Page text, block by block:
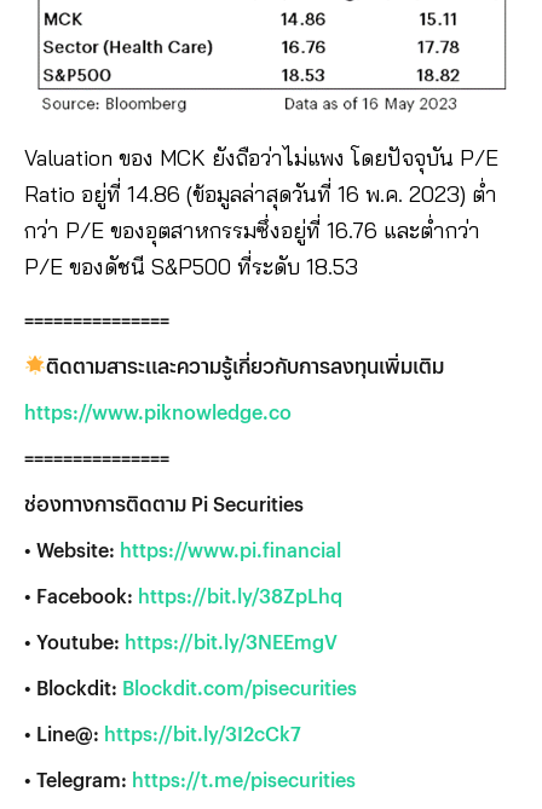
Valuation ของ MCK ยังถือว่าไม่แพง โดยปัจจุบัน P/E
Ratio อยู่ที่ 14.86 (ข้อมูลล่าสุดวันที่ 16 พ.ค. 2023) ต่ำ
กว่า P/E ของอุตสาหกรรมซึ่งอยู่ที่ 16.76 และต่ำกว่า
P/E ของดัชนี S&P500 ที่ระดับ 18.53
===============
ติดตามสาระและความรู้เกี่ยวกับการลงทุนเพิ่มเติม
https://www.piknowledge.co
===============
ช่องทางการติดตาม Pi Securities
• Website: https://www.pi.financial
• Facebook: https://bit.ly/38ZpLhq
• Youtube: https://bit.ly/3NEEmgV
• Blockdit: Blockdit.com/pisecurities
• Line@: https://bit.ly/3I2cCk7
• Telegram: https://t.me/pisecurities